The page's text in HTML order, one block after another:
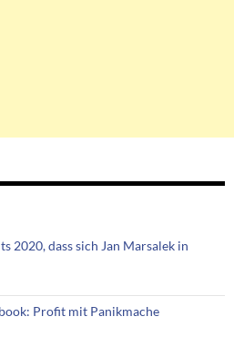
2020, dass sich Jan Marsalek in
Profit mit Panikmache